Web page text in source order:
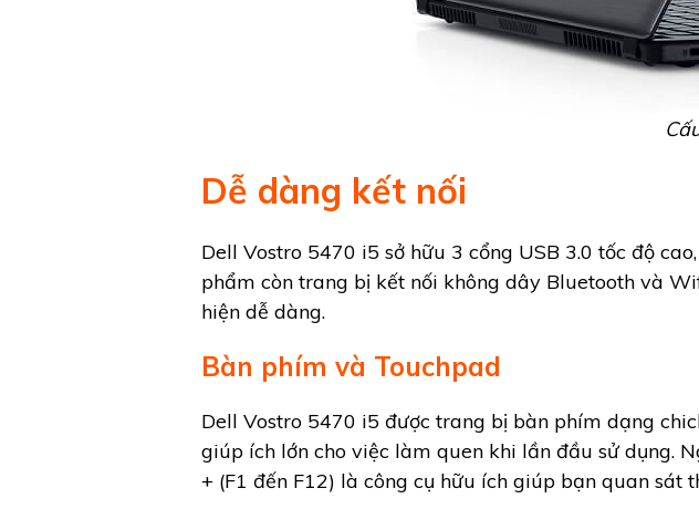
Dễ dàng kết nối
Dell Vostro 5470 i5 sở hữu 3 cổng USB 3.0 tốc độ
phẩm còn trang bị kết nối không dây Bluetooth và
hiện dễ dàng.
Bàn phím và Touchpad
Dell Vostro 5470 i5 được trang bị bàn phím dạng
giúp ích lớn cho việc làm quen khi lần đầu sử dụng.
+ (F1 đến F12) là công cụ hữu ích giúp bạn quan sát